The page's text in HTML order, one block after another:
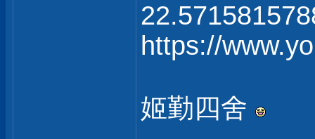
https://
姬勤四舍